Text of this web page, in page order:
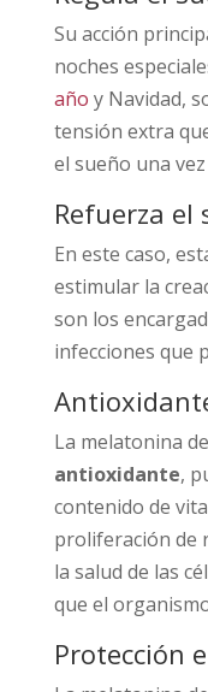
Su acción
noches
año y Navidad,
tensión extra
el sueño una
Refuerza
En este caso,
estimular la
son los
infecciones que
La melatonina
antioxidante,
contenido de
proliferación de
la salud de las
que el
Protección